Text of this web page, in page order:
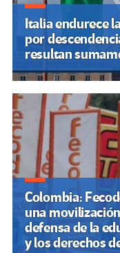
Italia endurece
por
resultan
Colombia:
una
defensa de la
y los derechos